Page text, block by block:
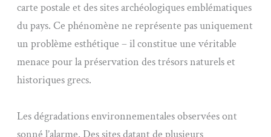
carte postale et des sites archéologiques emblématiques
du pays. Ce phénomène ne représente pas uniquement
un problème esthétique – il constitue une véritable
menace pour la préservation des trésors naturels et
historiques grecs.
Les dégradations environnementales observées ont
sonné l’alarme. Des sites datant de plusieurs